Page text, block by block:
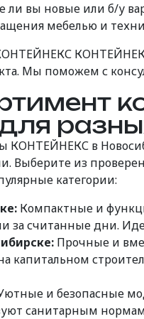
ли вы новые или б/
мебелью и
Мы поможем с
в
. Выберите из
категории:
Компактные и
за считанные дни.
Прочные и
капитальном
и безопасные
санитарным